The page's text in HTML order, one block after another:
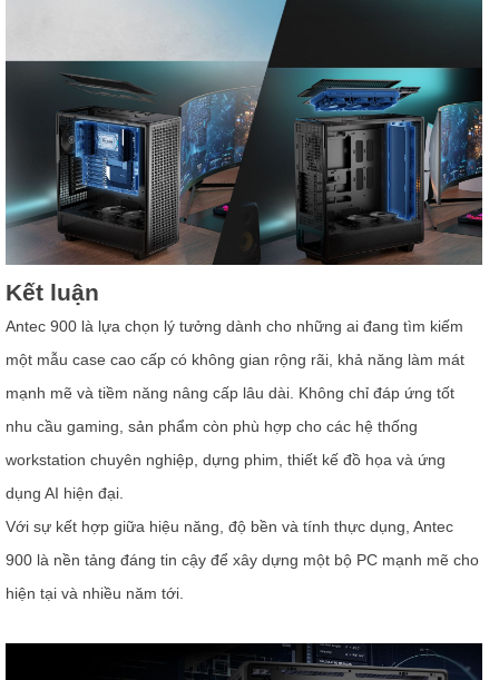
Kết luận
Antec 900 là lựa chọn lý tưởng dành cho những ai đang tìm kiếm
một mẫu case cao cấp có không gian rộng rãi, khả năng làm mát
mạnh mẽ và tiềm năng nâng cấp lâu dài. Không chỉ đáp ứng tốt
nhu cầu gaming, sản phẩm còn phù hợp cho các hệ thống
workstation chuyên nghiệp, dựng phim, thiết kế đồ họa và ứng
dụng AI hiện đại.
Với sự kết hợp giữa hiệu năng, độ bền và tính thực dụng, Antec
900 là nền tảng đáng tin cậy để xây dựng một bộ PC mạnh mẽ cho
hiện tại và nhiều năm tới.